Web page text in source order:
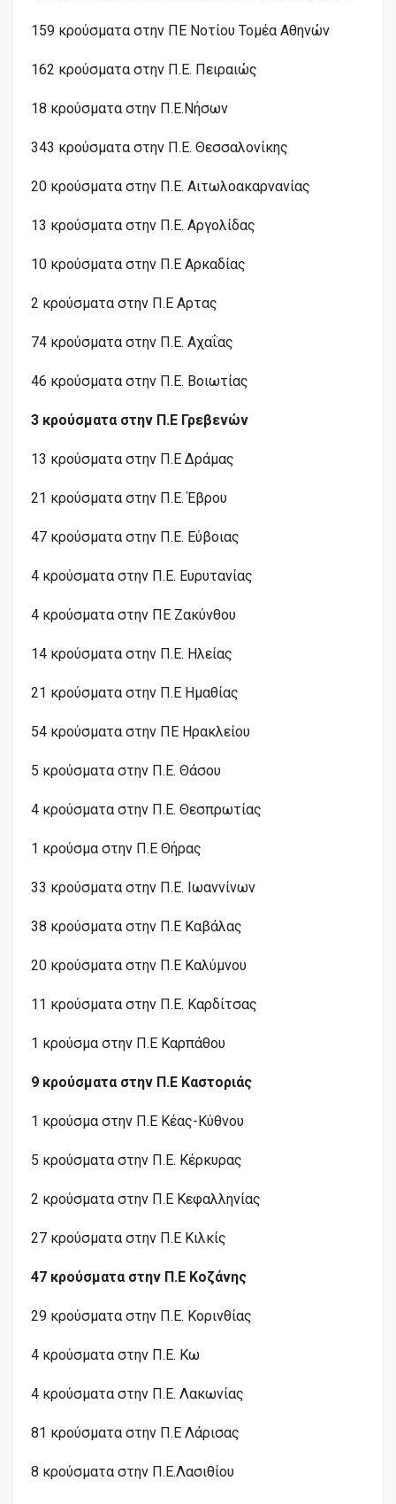
159 κρούσματα στην ΠΕ Νοτίου Τομέα Αθηνών
162 κρούσματα στην Π.Ε. Πειραιώς
18 κρούσματα στην Π.Ε.Νήσων
343 κρούσματα στην Π.Ε. Θεσσαλονίκης
20 κρούσματα στην Π.Ε. Αιτωλοακαρνανίας
13 κρούσματα στην Π.Ε. Αργολίδας
10 κρούσματα στην Π.Ε Αρκαδίας
2 κρούσματα στην Π.Ε Αρτας
74 κρούσματα στην Π.Ε. Αχαΐας
46 κρούσματα στην Π.Ε. Βοιωτίας
3 κρούσματα στην Π.Ε Γρεβενών
13 κρούσματα στην Π.Ε Δράμας
21 κρούσματα στην Π.Ε. Έβρου
47 κρούσματα στην Π.Ε. Εύβοιας
4 κρούσματα στην Π.Ε. Ευρυτανίας
4 κρούσματα στην ΠΕ Ζακύνθου
14 κρούσματα στην Π.Ε. Ηλείας
21 κρούσματα στην Π.Ε Ημαθίας
54 κρούσματα στην ΠΕ Ηρακλείου
5 κρούσματα στην Π.Ε. Θάσου
4 κρούσματα στην Π.Ε. Θεσπρωτίας
1 κρούσμα στην Π.Ε Θήρας
33 κρούσματα στην Π.Ε. Ιωαννίνων
38 κρούσματα στην Π.Ε Καβάλας
20 κρούσματα στην Π.Ε Καλύμνου
11 κρούσματα στην Π.Ε. Καρδίτσας
1 κρούσμα στην Π.Ε Καρπάθου
9 κρούσματα στην Π.Ε Καστοριάς
1 κρούσμα στην Π.Ε Κέας-Κύθνου
5 κρούσματα στην Π.Ε. Κέρκυρας
2 κρούσματα στην Π.Ε Κεφαλληνίας
27 κρούσματα στην Π.Ε Κιλκίς
47 κρούσματα στην Π.Ε Κοζάνης
29 κρούσματα στην Π.Ε. Κορινθίας
4 κρούσματα στην Π.Ε. Κω
4 κρούσματα στην Π.Ε. Λακωνίας
81 κρούσματα στην Π.Ε Λάρισας
8 κρούσματα στην Π.Ε.Λασιθίου